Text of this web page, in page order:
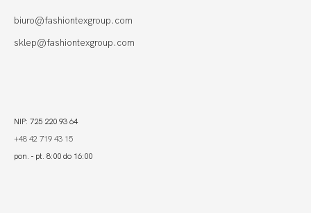
biuro@fashiontexgroup.com
sklep@fashiontexgroup.com
NIP: 725 220 93 64
+48 42 719 43 15
pon. - pt. 8:00 do 16:00